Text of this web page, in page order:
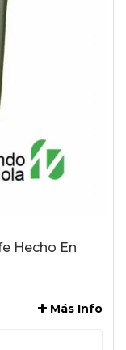
Hecho En
Más Info